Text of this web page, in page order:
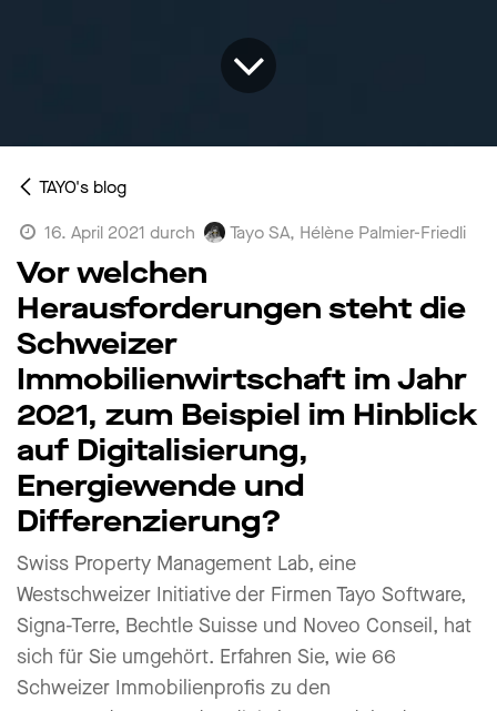
TAYO's blog
16. April 2021 durch Tayo SA, Hélène Palmier-Friedli
Vor welchen
Herausforderungen steht die
Schweizer
Immobilienwirtschaft im Jahr
2021, zum Beispiel im Hinblick
auf Digitalisierung,
Energiewende und
Differenzierung?
Swiss Property Management Lab, eine
Westschweizer Initiative der Firmen Tayo Software,
Signa-Terre, Bechtle Suisse und Noveo Conseil, hat
sich für Sie umgehört. Erfahren Sie, wie 66
Schweizer Immobilienprofis zu den